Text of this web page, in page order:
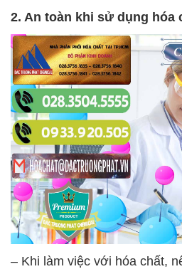
2. An toàn khi sử dụng hóa
– Khi làm việc với hóa chất,